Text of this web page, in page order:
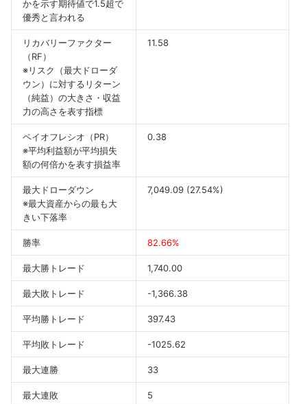
かを示す期待値で1.5超で
優秀と言われる
リカバリーファクター
（RF）
※リスク（最大ドローダ
ウン）に対するリターン
（純益）の大きさ・収益
力の高さを表す指標
11.58
ペイオフレシオ（PR）
※平均利益額が平均損失
額の何倍かを表す損益率
0.38
最大ドローダウン
※最大資産からの最も大
きい下落率
7,049.09 (27.54%)
勝率 82.66%
最大勝トレード 1,740.00
最大敗トレード -1,366.38
平均勝トレード 397.43
平均敗トレード -1025.62
最大連勝 33
最大連敗 5